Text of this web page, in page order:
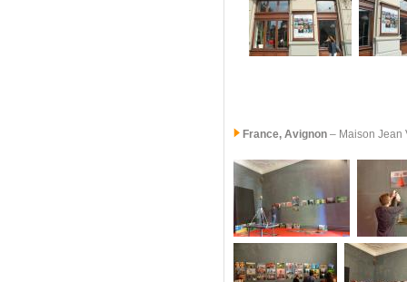
France, Avignon – Maison Jean